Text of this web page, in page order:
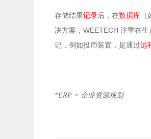
存储结果记录后，在数据库 （
决方案，WEETECH注重在生
记，例如投币装置，是通过远
*ERP = 企业资源规划